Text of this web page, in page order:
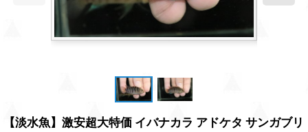
【淡水魚】激安超大特価 イバナカラ アドケタ サンガブリ